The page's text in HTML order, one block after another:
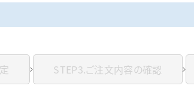
STEP3.ご注文内容の確認